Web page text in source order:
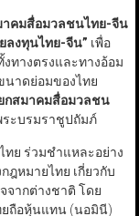
าคมสื่อมวลชนไทย-จีน
ลงทุนไทย-จีน” เพื่อ
ทางตรงและทางอ้อม
าดย่อมของไทย
สมาคมสื่อมวลชน
ะบรมราชูปถัมภ์
ทย ร่วมชำแหละอย่าง
ฎหมายไทย เกี่ยวกับ
จากต่างชาติ โดย
ถือหุ้นแทน (นอมินี)